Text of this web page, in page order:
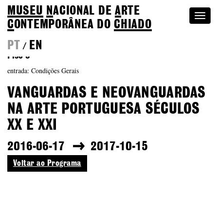
MUSEU NACIONAL DEA RTE
CONTEMPORÂNEA DOCHIADO
PT
/ EN
Piso 3
entrada: Condições Gerais
VANGUARDAS E NEOVANGUARDAS
NA ARTE PORTUGUESA SÉCULOS
XX E XXI
2016-06-17 2017-10-15
Voltar ao Programa